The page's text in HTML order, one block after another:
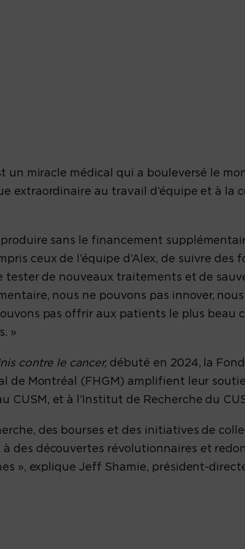
un miracle médical qui a bouleversé le
extraordinaire au travail d’équipe et à la
sans le financement
ceux de l’équipe d’Alex, de suivre des
tester de nouveaux traitements et de
nous ne pouvons pas innover,
pas offrir aux patients le plus beau
»
contre le cancer, débuté en 2024, la
de Montréal (FHGM) amplifient leur
CUSM, et à l’Institut de Recherche du
des bourses et des initiatives de
des découvertes révolutionnaires et
», explique Jeff Shamie, président-